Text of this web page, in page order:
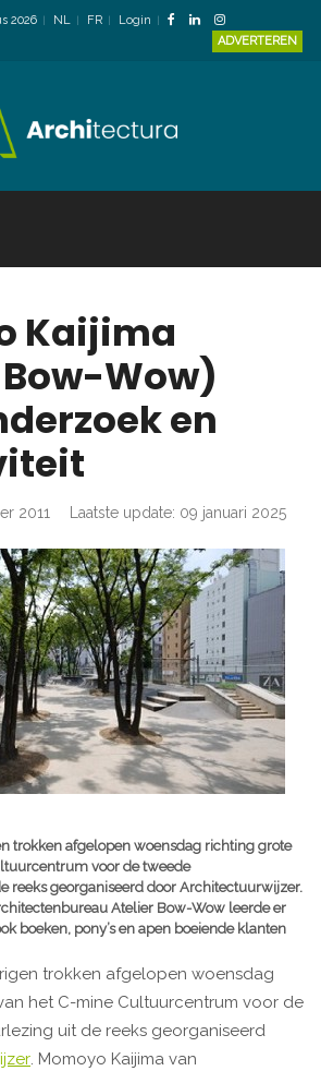
2026 NL FR
Login
ADVERTEREN
Kaijima
Wow)
en
2011 Laatste update: 09 januari 2025
trokken afgelopen woensdag richting grote
voor de tweede
reeks georganiseerd door Architectuurwijzer.
Atelier Bow-Wow leerde er
boeken, pony’s en apen boeiende klanten
trokken afgelopen woensdag
het C-mine Cultuurcentrum voor de
uit de reeks georganiseerd
. Momoyo Kaijima van